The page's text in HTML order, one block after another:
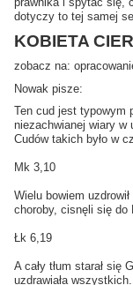
dotyczy to tej samej
KOBIETA
zobacz na:
Nowak pisze:
Ten cud jest typowym
niezachwianej wiary w
Cudów takich było w
Mk 3,10
Wielu bowiem
choroby, cisnęli się do
Łk 6,19
A cały tłum starał się
uzdrawiała wszystkich.